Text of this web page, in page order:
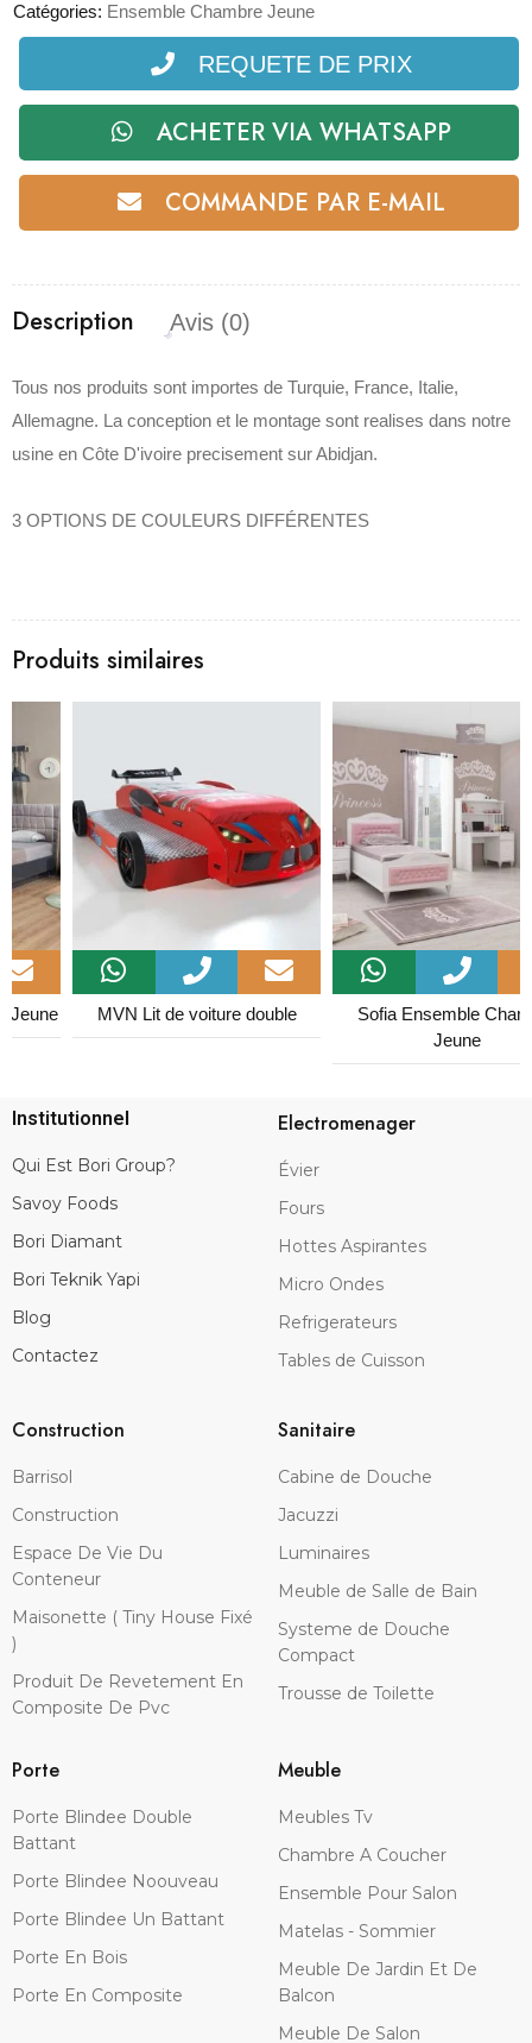
Catégories: Ensemble Chambre Jeune
REQUETE DE PRIX
ACHETER VIA WHATSAPP
COMMANDE PAR E-MAIL
Description Avis (0)
Tous nos produits sont importes de Turquie, France, Italie,
Allemagne. La conception et le montage sont realises dans notre
usine en Côte D'ivoire precisement sur Abidjan.
3 OPTIONS DE COULEURS DIFFÉRENTES
Produits similaires
MVN Lit de voiture double
Sofia Ensemble Chambre
Institutionnel
Qui Est Bori Group?
Savoy Foods
Bori Diamant
Bori Teknik Yapi
Blog
Contactez
Electromenager
Évier
Fours
Hottes Aspirantes
Micro Ondes
Refrigerateurs
Tables de Cuisson
Construction
Barrisol
Construction
Espace De Vie Du
Conteneur
Maisonette ( Tiny House Fixé
)
Produit De Revetement En
Composite De Pvc
Sanitaire
Cabine de Douche
Jacuzzi
Luminaires
Meuble de Salle de Bain
Systeme de Douche
Compact
Trousse de Toilette
Porte
Porte Blindee Double
Battant
Porte Blindee Noouveau
Porte Blindee Un Battant
Porte En Bois
Porte En Composite
Meuble
Meubles Tv
Chambre A Coucher
Ensemble Pour Salon
Matelas - Sommier
Meuble De Jardin Et De
Balcon
Meuble De Salon